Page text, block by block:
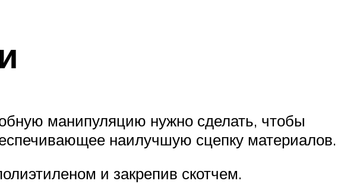
манипуляцию нужно сделать, чтобы
наилучшую сцепку материалов.
и закрепив скотчем.